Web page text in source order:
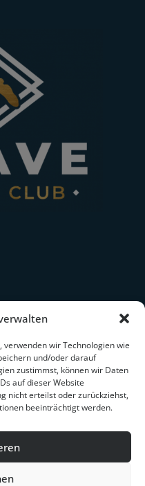
wir Technologien wie
und/oder darauf
zustimmst, können wir Daten
auf dieser Website
nicht erteilst oder zurückziehst,
beeinträchtigt werden.
über
im Federgewicht
Über Nina
Über Brave Boxing
Team Southpaw
The Brave Crowd
Partner werden